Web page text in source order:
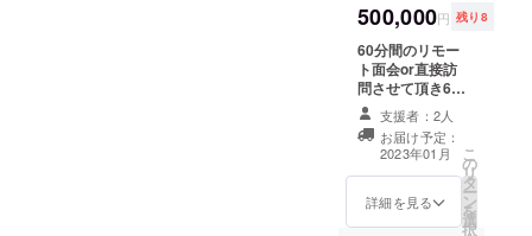
絡が取れるもの
を入力お願い致
します。
ムズ事務局1名が
同席致します。
Web上での面会
となります。 リ
モート面会実施
の日程につきま
しては、事前に
支援者様へメー
ルを転送致しま
整打ち合わせを
させて頂きます
500,000円 残り8
60分間のリモー
ト面会or直接訪
問させて頂き60
分間の体操指導
かメンタルト
レーニング講演
実施を選択＋亀
山耕平による直
筆感謝手紙＋直
支援者：2人
お届け予定：
2023年01月
詳細を見る
こ
の
リ
タ
ー
ン
を
選
択